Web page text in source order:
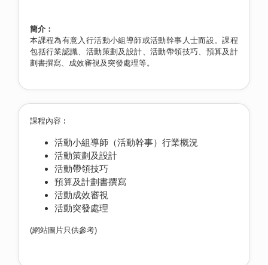
簡介：
本課程為有意入行活動小組導師或活動幹事人士而設。課程
包括行業認識、活動策劃及設計、活動帶領技巧、預算及計
劃書撰寫、成效審視及突發處理等。
課程內容︰
活動小組導師（活動幹事）行業概況
活動策劃及設計
活動帶領技巧
預算及計劃書撰寫
活動成效審視
活動突發處理
(網站圖片只供參考)